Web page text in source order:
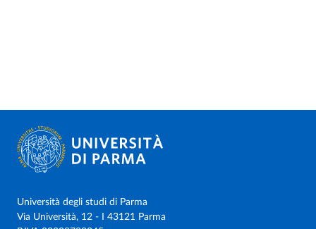
Università degli studi di Parma
Via Università, 12 - I 43121 Parma